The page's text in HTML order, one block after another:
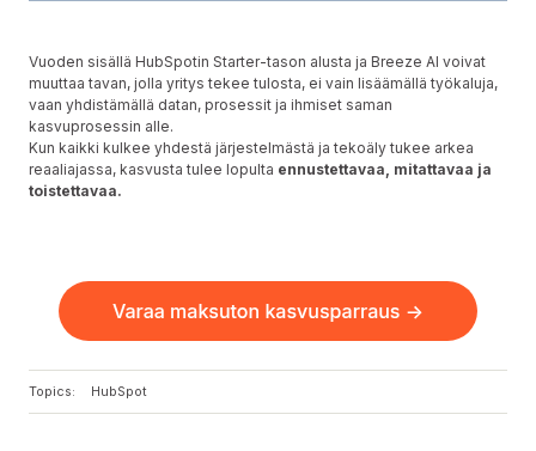
Vuoden sisällä HubSpotin Starter-tason alusta ja Breeze AI voivat
muuttaa tavan, jolla yritys tekee tulosta, ei vain lisäämällä työkaluja,
vaan yhdistämällä datan, prosessit ja ihmiset saman
kasvuprosessin alle.
Kun kaikki kulkee yhdestä järjestelmästä ja tekoäly tukee arkea
reaaliajassa, kasvusta tulee lopulta ennustettavaa, mitattavaa ja
toistettavaa.
Topics: HubSpot